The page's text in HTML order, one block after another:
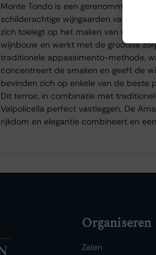
Monte Tondo is een gerenommeerd
schilderachtige wijngaarden van
zich toelegt op het maken van wijnen
wijnbouw en werkt met de grootste
traditionele appassimento-methode,
concentreert de smaken en geeft de
bevinden zich op enkele van de beste
Dit terroir, in combinatie met
Valpolicella perfect vastleggen. De
rijkdom en elegantie combineert en
Organiseren
Zalen